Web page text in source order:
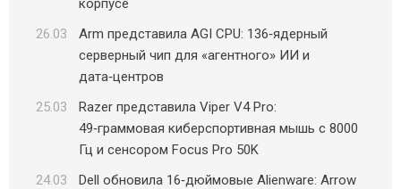
26.03
Arm представила AGI CPU: 136‑ядерный
серверный чип для «агентного» ИИ и
дата‑центров
25.03
Razer представила Viper V4 Pro:
49‑граммовая киберспортивная мышь с 8000
Гц и сенсором Focus Pro 50K
24.03
Dell обновила 16‑дюймовые Alienware: Arrow